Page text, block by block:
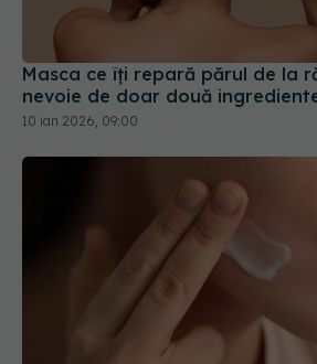
Masca ce îți repară părul de la
nevoie de doar două
10 ian 2026, 09:00